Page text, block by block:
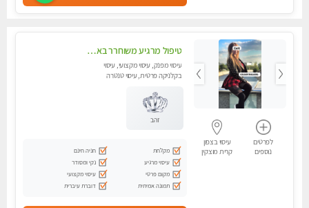
לפרטים
נוספים
עיסוי בצפון
קרית מוצקין
טיפול מרגיע משוחרר באווירה נעימה נקיה ומסודרת יש חניה ומקלחת
עיסוי מפנק, עיסוי מקצועי, עיסוי
בקלניקה פרטית, עיסוי טנטרה
זהב
מקלחת
חניה חינם
עיסוי מרגיע
נקי ומסודר
מקום פרטי
עיסוי מקצועי
תמונה אמיתית
דוברת עיברית